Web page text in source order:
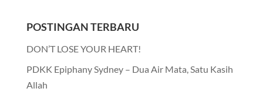
POSTINGAN TERBARU
DON’T LOSE YOUR HEART!
PDKK Epiphany Sydney – Dua Air Mata, Satu Kasih
Allah